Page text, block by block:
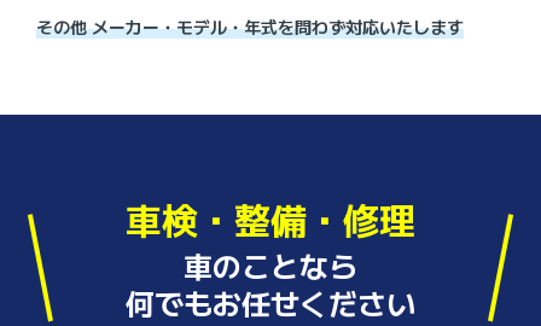
その他 メーカー・モデル・年式を問わず対応いたします
車検・整備・修理
車のことなら
何でもお任せください